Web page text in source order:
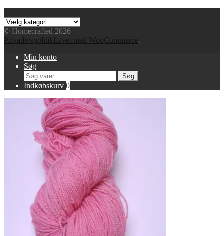
Blog
kategorier
© Homecrafted 2026
Privatlivspolitik Lavet med WooCommerce.
Min konto
Søg
Søg
efter:
Søg
Indkøbskurv 0